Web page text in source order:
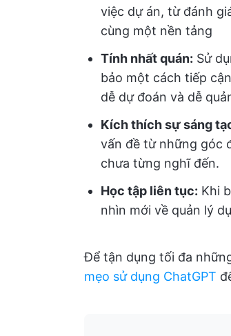
việc dự án, từ đánh
cùng một nền tảng
Tính nhất quán: Sử
bảo một cách tiếp
dễ dự đoán và dễ
Kích thích sự sáng
vấn đề từ những góc
chưa từng nghĩ đến.
Học tập liên tục: Khi
nhìn mới về quản lý
Để tận dụng tối đa
mẹo sử dụng ChatGPT